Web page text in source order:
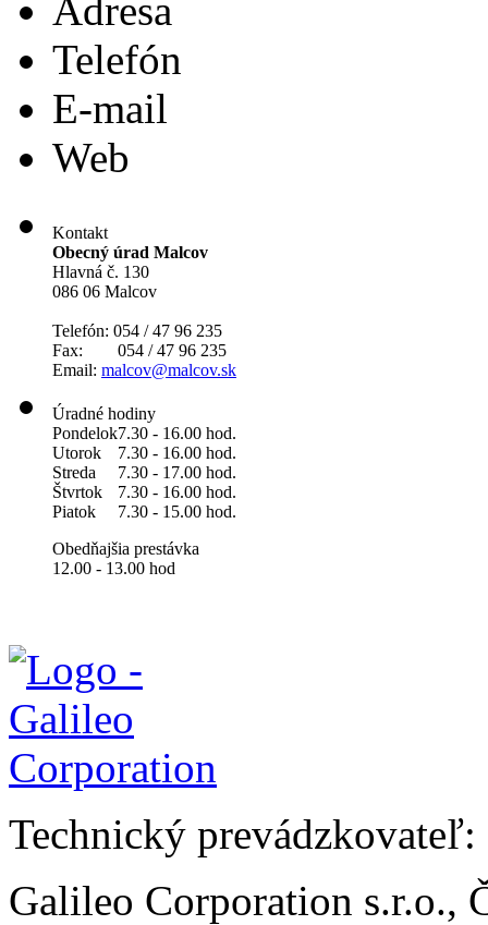
Adresa
Telefón
E-mail
Web
Kontakt
Obecný úrad Malcov
Hlavná č. 130
086 06 Malcov
Telefón: 054 / 47 96 235
Fax: 054 / 47 96 235
Email: malcov@malcov.sk
Úradné hodiny
Pondelok7.30 - 16.00 hod.
Utorok
7.30 - 16.00 hod.
Streda
7.30 - 17.00 hod.
Štvrtok
7.30 - 16.00 hod.
Piatok
7.30 - 15.00 hod.
Obedňajšia prestávka
12.00 - 13.00 hod
Technický prevádzkovateľ:
Galileo Corporation s.r.o.,